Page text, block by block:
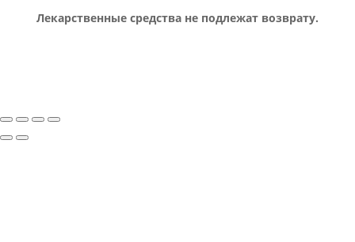
Лекарственные средства не подлежат возврату.